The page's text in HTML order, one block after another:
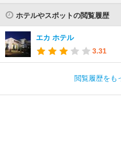
ホテルやスポットの閲覧履歴
エカ ホテル
3.31
閲覧履歴をも